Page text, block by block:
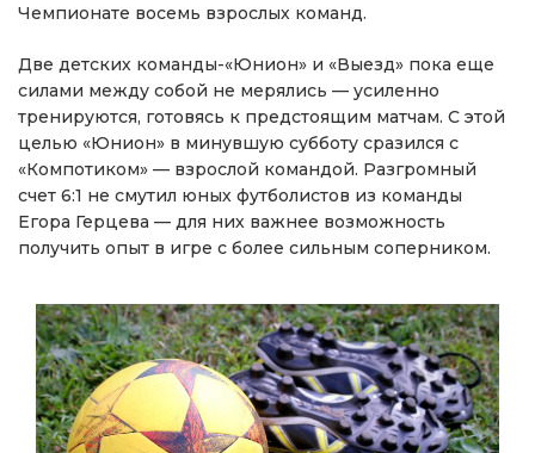
Чемпионате восемь взрослых команд.
Две детских команды-«Юнион» и «Выезд» пока еще
силами между собой не мерялись — усиленно
тренируются, готовясь к предстоящим матчам. С этой
целью «Юнион» в минувшую субботу сразился с
«Компотиком» — взрослой командой. Разгромный
счет 6:1 не смутил юных футболистов из команды
Егора Герцева — для них важнее возможность
получить опыт в игре с более сильным соперником.